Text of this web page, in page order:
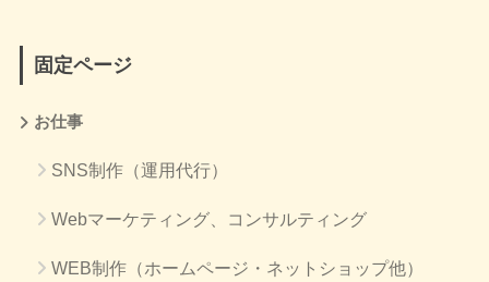
固定ページ
お仕事
SNS制作（運用代行）
Webマーケティング、コンサルティング
WEB制作（ホームページ・ネットショップ他）